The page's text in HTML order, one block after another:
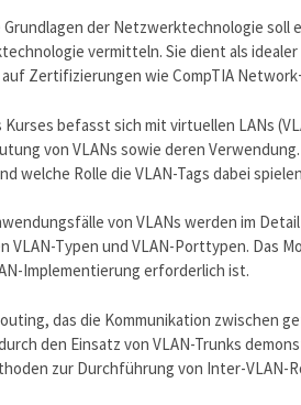
Grundlagen der Netzwerktechnologie
vermitteln. Sie dient als
Zertifizierungen wie CompTIA
Kurses befasst sich mit virtuellen LANs
von VLANs sowie deren
welche Rolle die VLAN-Tags dabei
von VLANs werden im
VLAN-Typen und VLAN-Porttypen. Das
Implementierung erforderlich ist.
das die Kommunikation zwischen
den Einsatz von VLAN-Trunks
zur Durchführung von Inter-VLAN-